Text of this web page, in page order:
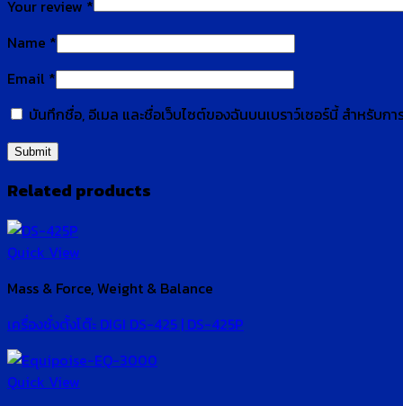
Your review *
Name *
Email *
บันทึกชื่อ, อีเมล และชื่อเว็บไซต์ของฉันบนเบราว์เซอร์นี้ สำหรับก
Related products
Quick View
Mass & Force, Weight & Balance
เครื่องชั่งตั้งโต๊ะ DIGI DS-425 | DS-425P
Quick View